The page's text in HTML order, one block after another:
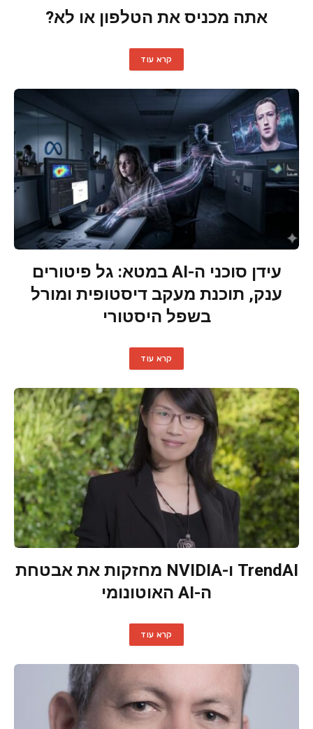
אתה מכניס את הטלפון או לא?
קרא עוד
עידן סוכני ה-AI במטא: גל פיטורים
ענק, תוכנת מעקב דיסטופית ומורל
בשפל היסטורי
קרא עוד
TrendAI ו-NVIDIA מחזקות את אבטחת
ה-AI האוטונומי
קרא עוד